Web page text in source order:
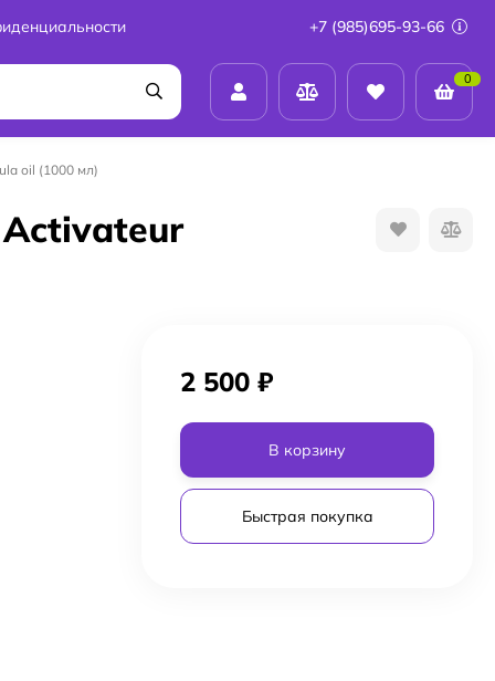
+7 (985)695-93-66
0
oil (1000 мл)
2 500 ₽
В корзину
Быстрая покупка